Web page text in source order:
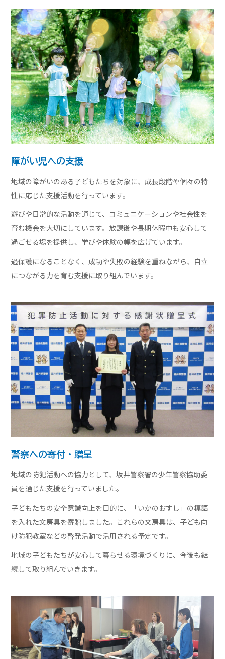
障がい児への支援
地域の障がいのある子どもたちを対象に、成長段階や個々の特
性に応じた支援活動を行っています。
遊びや日常的な活動を通じて、コミュニケーションや社会性を
育む機会を大切にしています。放課後や長期休暇中も安心して
過ごせる場を提供し、学びや体験の幅を広げています。
過保護になることなく、成功や失敗の経験を重ねながら、自立
につながる力を育む支援に取り組んでいます。
警察への寄付・贈呈
地域の防犯活動への協力として、坂井警察署の少年警察協助委
員を通じた支援を行っていました。
子どもたちの安全意識向上を目的に、「いかのおすし」の標語
を入れた文房具を寄贈しました。これらの文房具は、子ども向
け防犯教室などの啓発活動で活用される予定です。
地域の子どもたちが安心して暮らせる環境づくりに、今後も継
続して取り組んでいきます。